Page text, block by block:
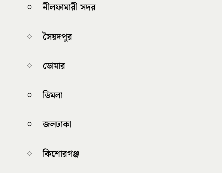
নীলফামারী সদর
সৈয়দপুর
ডোমার
ডিমলা
জলঢাকা
কিশোরগঞ্জ